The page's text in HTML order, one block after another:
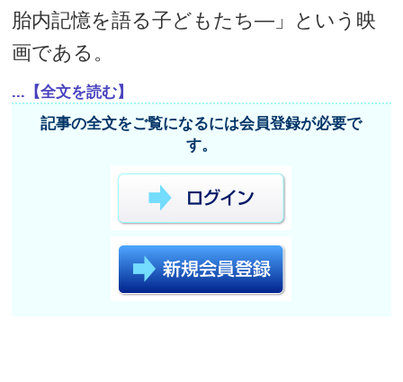
胎内記憶を語る子どもたち―」という映
画である。
...【全文を読む】
記事の全文をご覧になるには会員登録が必要で
す。